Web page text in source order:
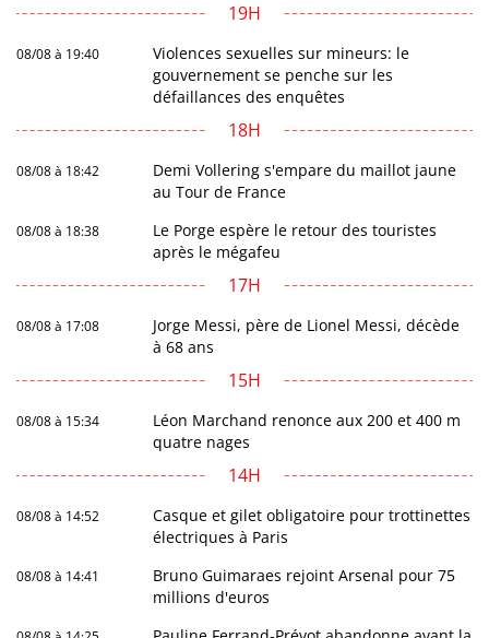
19H
08/08 à 19:40
Violences sexuelles sur mineurs: le
gouvernement se penche sur les
défaillances des enquêtes
18H
08/08 à 18:42
Demi Vollering s'empare du maillot jaune
au Tour de France
08/08 à 18:38
Le Porge espère le retour des touristes
après le mégafeu
17H
08/08 à 17:08
Jorge Messi, père de Lionel Messi, décède
à 68 ans
15H
08/08 à 15:34
Léon Marchand renonce aux 200 et 400 m
quatre nages
14H
08/08 à 14:52
Casque et gilet obligatoire pour trottinettes
électriques à Paris
08/08 à 14:41
Bruno Guimaraes rejoint Arsenal pour 75
millions d'euros